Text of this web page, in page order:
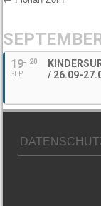
Post
19
SEP
20
/ 26.09-